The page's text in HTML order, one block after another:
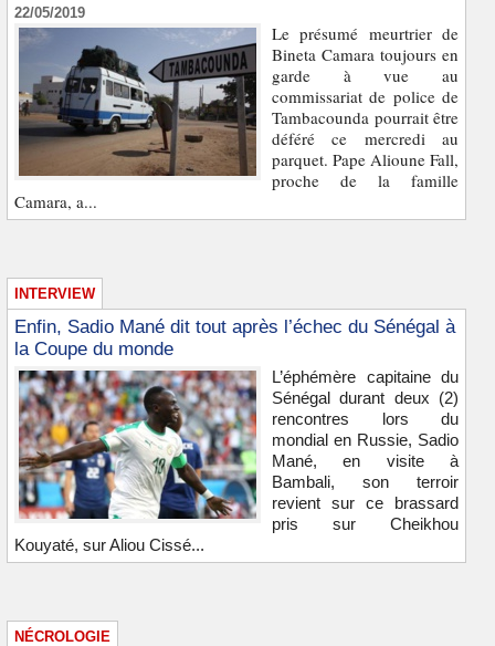
22/05/2019
Le présumé meurtrier de
Bineta Camara toujours en
garde à vue au
commissariat de police de
Tambacounda pourrait être
déféré ce mercredi au
parquet. Pape Alioune Fall,
proche de la famille
Camara, a...
INTERVIEW
Enfin, Sadio Mané dit tout après l’échec du Sénégal à
la Coupe du monde
L’éphémère capitaine du
Sénégal durant deux (2)
rencontres lors du
mondial en Russie, Sadio
Mané, en visite à
Bambali, son terroir
revient sur ce brassard
pris sur Cheikhou
Kouyaté, sur Aliou Cissé...
NÉCROLOGIE